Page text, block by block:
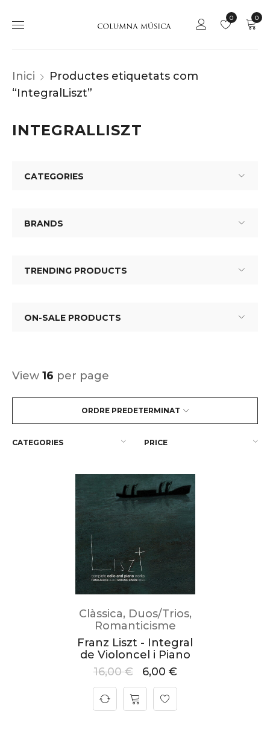
0
0
Inici
Productes etiquetats com
“IntegralLiszt”
INTEGRALLISZT
CATEGORIES
BRANDS
TRENDING PRODUCTS
ON-SALE PRODUCTS
ORDRE PREDETERMINAT
View 16 per page
CATEGORIES PRICE
Clàssica, Duos/Trios,
Romanticisme
Franz Liszt - Integral
de Violoncel i Piano
16,00€ 6,00 €